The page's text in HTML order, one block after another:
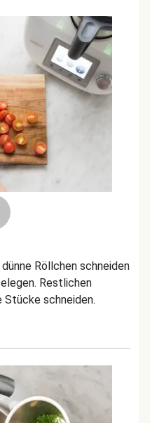
Röllchen schneiden
Restlichen
Stücke schneiden.